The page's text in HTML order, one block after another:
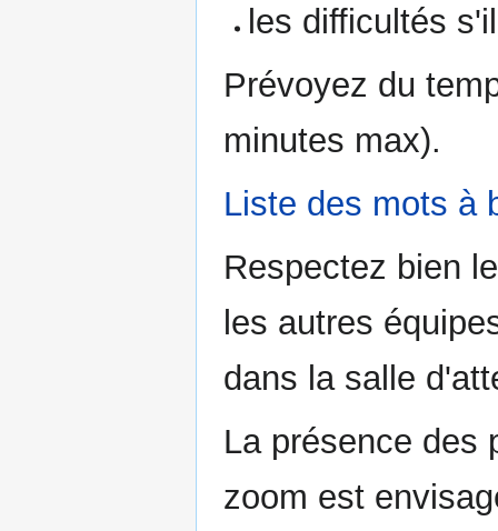
les difficultés
Prévoyez du
minutes max).
Liste des mots à
Respectez bien
les autres
dans la salle
La présence des
zoom est